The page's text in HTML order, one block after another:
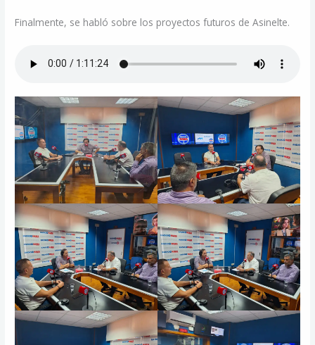
Finalmente, se habló sobre los proyectos futuros de Asinelte.